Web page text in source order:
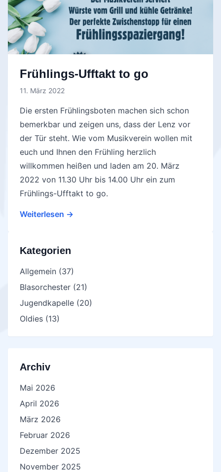
Frühlings-Ufftakt to go
11. März 2022
Die ersten Frühlingsboten machen sich schon
bemerkbar und zeigen uns, dass der Lenz vor
der Tür steht. Wie vom Musikverein wollen mit
euch und Ihnen den Frühling herzlich
willkommen heißen und laden am 20. März
2022 von 11.30 Uhr bis 14.00 Uhr ein zum
Frühlings-Ufftakt to go.
Weiterlesen →
Kategorien
Allgemein (37)
Blasorchester (21)
Jugendkapelle (20)
Oldies (13)
Archiv
Mai 2026
April 2026
März 2026
Februar 2026
Dezember 2025
November 2025